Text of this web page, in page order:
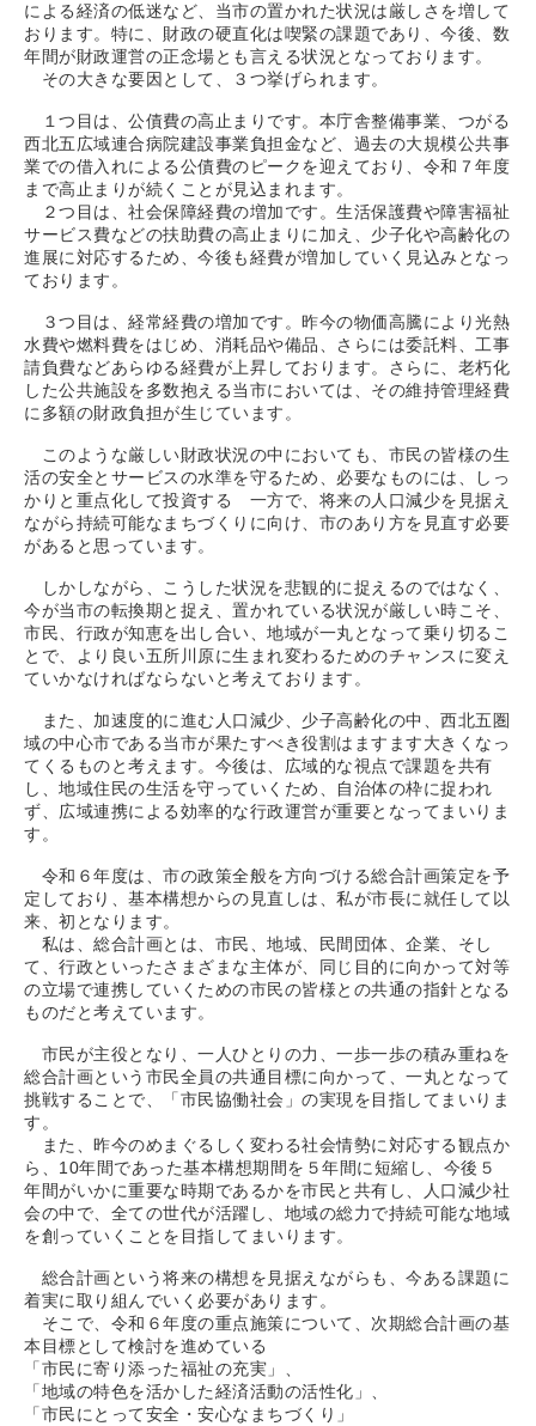
による経済の低迷など、当市の置かれた状況は厳しさを増して
おります。特に、財政の硬直化は喫緊の課題であり、今後、数
年間が財政運営の正念場とも言える状況となっております。
その大きな要因として、３つ挙げられます。
１つ目は、公債費の高止まりです。本庁舎整備事業、つがる
西北五広域連合病院建設事業負担金など、過去の大規模公共事
業での借入れによる公債費のピークを迎えており、令和７年度
まで高止まりが続くことが見込まれます。
２つ目は、社会保障経費の増加です。生活保護費や障害福祉
サービス費などの扶助費の高止まりに加え、少子化や高齢化の
進展に対応するため、今後も経費が増加していく見込みとなっ
ております。
３つ目は、経常経費の増加です。昨今の物価高騰により光熱
水費や燃料費をはじめ、消耗品や備品、さらには委託料、工事
請負費などあらゆる経費が上昇しております。さらに、老朽化
した公共施設を多数抱える当市においては、その維持管理経費
に多額の財政負担が生じています。
このような厳しい財政状況の中においても、市民の皆様の生
活の安全とサービスの水準を守るため、必要なものには、しっ
かりと重点化して投資する 一方で、将来の人口減少を見据え
ながら持続可能なまちづくりに向け、市のあり方を見直す必要
があると思っています。
しかしながら、こうした状況を悲観的に捉えるのではなく、
今が当市の転換期と捉え、置かれている状況が厳しい時こそ、
市民、行政が知恵を出し合い、地域が一丸となって乗り切るこ
とで、より良い五所川原に生まれ変わるためのチャンスに変え
ていかなければならないと考えております。
また、加速度的に進む人口減少、少子高齢化の中、西北五圏
域の中心市である当市が果たすべき役割はますます大きくなっ
てくるものと考えます。今後は、広域的な視点で課題を共有
し、地域住民の生活を守っていくため、自治体の枠に捉われ
ず、広域連携による効率的な行政運営が重要となってまいりま
す。
令和６年度は、市の政策全般を方向づける総合計画策定を予
定しており、基本構想からの見直しは、私が市長に就任して以
来、初となります。
私は、総合計画とは、市民、地域、民間団体、企業、そし
て、行政といったさまざまな主体が、同じ目的に向かって対等
の立場で連携していくための市民の皆様との共通の指針となる
ものだと考えています。
市民が主役となり、一人ひとりの力、一歩一歩の積み重ねを
総合計画という市民全員の共通目標に向かって、一丸となって
挑戦することで、「市民協働社会」の実現を目指してまいりま
す。
また、昨今のめまぐるしく変わる社会情勢に対応する観点か
ら、10年間であった基本構想期間を５年間に短縮し、今後５
年間がいかに重要な時期であるかを市民と共有し、人口減少社
会の中で、全ての世代が活躍し、地域の総力で持続可能な地域
を創っていくことを目指してまいります。
総合計画という将来の構想を見据えながらも、今ある課題に
着実に取り組んでいく必要があります。
そこで、令和６年度の重点施策について、次期総合計画の基
本目標として検討を進めている
「市民に寄り添った福祉の充実」、
「地域の特色を活かした経済活動の活性化」、
「市民にとって安全・安心なまちづくり」